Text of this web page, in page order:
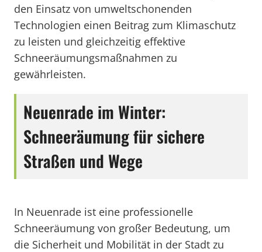
den Einsatz von umweltschonenden
Technologien einen Beitrag zum Klimaschutz
zu leisten und gleichzeitig effektive
Schneeräumungsmaßnahmen zu
gewährleisten.
Neuenrade im Winter:
Schneeräumung für sichere
Straßen und Wege
In Neuenrade ist eine professionelle
Schneeräumung von großer Bedeutung, um
die Sicherheit und Mobilität in der Stadt zu